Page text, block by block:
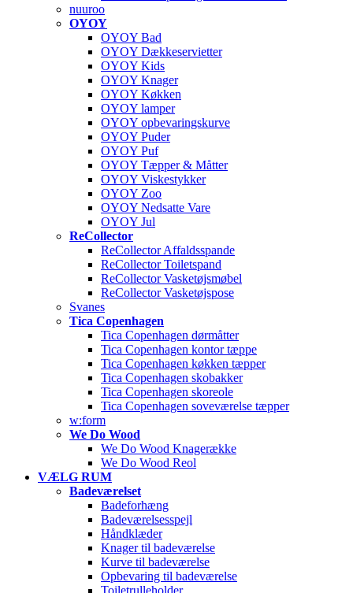
nuuroo
OYOY
OYOY Bad
OYOY Dækkeservietter
OYOY Kids
OYOY Knager
OYOY Køkken
OYOY lamper
OYOY opbevaringskurve
OYOY Puder
OYOY Puf
OYOY Tæpper & Måtter
OYOY Viskestykker
OYOY Zoo
OYOY Nedsatte Vare
OYOY Jul
ReCollector
ReCollector Affaldsspande
ReCollector Toiletspand
ReCollector Vasketøjsmøbel
ReCollector Vasketøjspose
Svanes
Tica Copenhagen
Tica Copenhagen dørmåtter
Tica Copenhagen kontor tæppe
Tica Copenhagen køkken tæpper
Tica Copenhagen skobakker
Tica Copenhagen skoreole
Tica Copenhagen soveværelse tæpper
w:form
We Do Wood
We Do Wood Knagerække
We Do Wood Reol
VÆLG RUM
Badeværelset
Badeforhæng
Badeværelsesspejl
Håndklæder
Knager til badeværelse
Kurve til badeværelse
Opbevaring til badeværelse
Toiletrulleholder